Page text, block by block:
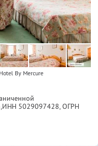
By Mercure
ИНН 5029097428, ОГРН